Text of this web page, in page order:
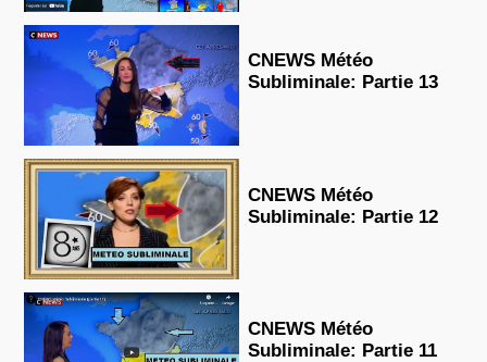
CNEWS Météo
Subliminale: Partie 13
CNEWS Météo
Subliminale: Partie 12
CNEWS Météo
Subliminale: Partie 11